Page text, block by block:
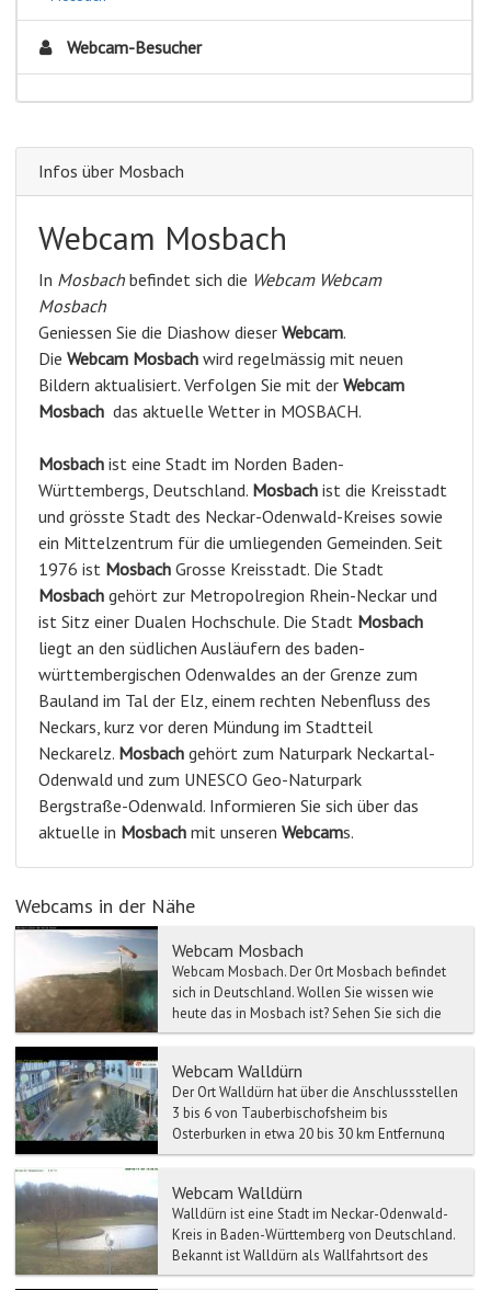
Webcam-Besucher
Infos über Mosbach
Webcam Mosbach
In Mosbach befindet sich die Webcam Webcam
Mosbach
Geniessen Sie die Diashow dieser Webcam.
Die Webcam Mosbach wird regelmässig mit neuen
Bildern aktualisiert. Verfolgen Sie mit der Webcam
Mosbach das aktuelle Wetter in MOSBACH.
Mosbach ist eine Stadt im Norden Baden-
Württembergs, Deutschland. Mosbach ist die Kreisstadt
und grösste Stadt des Neckar-Odenwald-Kreises sowie
ein Mittelzentrum für die umliegenden Gemeinden. Seit
1976 ist Mosbach Grosse Kreisstadt. Die Stadt
Mosbach gehört zur Metropolregion Rhein-Neckar und
ist Sitz einer Dualen Hochschule. Die Stadt Mosbach
liegt an den südlichen Ausläufern des baden-
württembergischen Odenwaldes an der Grenze zum
Bauland im Tal der Elz, einem rechten Nebenfluss des
Neckars, kurz vor deren Mündung im Stadtteil
Neckarelz. Mosbach gehört zum Naturpark Neckartal-
Odenwald und zum UNESCO Geo-Naturpark
Bergstraße-Odenwald. Informieren Sie sich über das
aktuelle in Mosbach mit unseren Webcams.
Webcams in der Nähe
Webcam Mosbach
Webcam Mosbach. Der Ort Mosbach befindet
sich in Deutschland. Wollen Sie wissen wie
heute das in Mosbach ist? Sehen Sie sich die
heut...
Webcam Walldürn
Der Ort Walldürn hat über die Anschlussstellen
3 bis 6 von Tauberbischofsheim bis
Osterburken in etwa 20 bis 30 km Entfernung
Anbindung an die Bund...
Webcam Walldürn
Walldürn ist eine Stadt im Neckar-Odenwald-
Kreis in Baden-Württemberg von Deutschland.
Bekannt ist Walldürn als Wallfahrtsort des
Blutwunders von W...